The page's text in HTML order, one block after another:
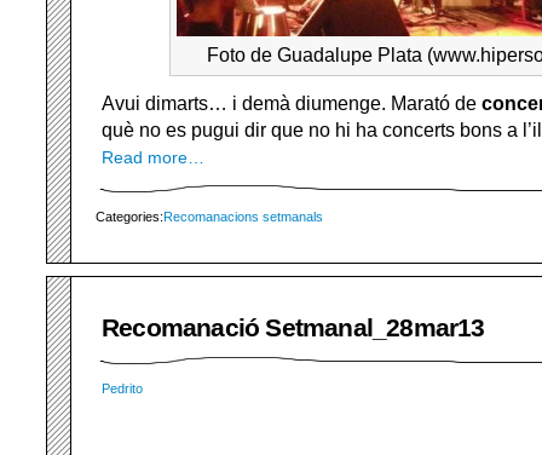
Foto de Guadalupe Plata
Avui dimarts… i demà diumenge. Marató de
què no es pugui dir que no hi ha concerts bons a
Read more…
Categories:Recomanacions setmanals
Recomanació Setmanal_28mar13
Pedrito